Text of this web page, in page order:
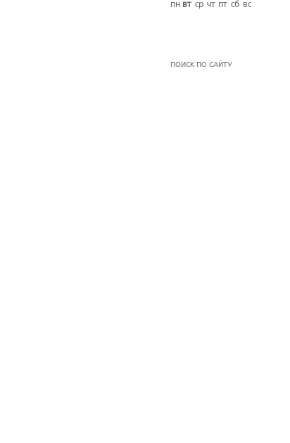
пн вт ср чт пт сб вс
ПОИСК ПО САЙТУ